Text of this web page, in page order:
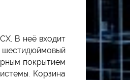
В неё входит
шестидюймовый
покрытием
Корзина